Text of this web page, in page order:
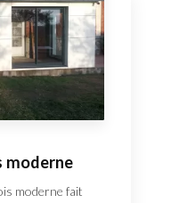
moderne
moderne fait